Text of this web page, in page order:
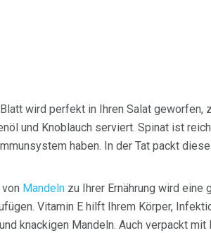
wird perfekt in Ihren Salat geworfen,
und Knoblauch serviert. Spinat ist
haben. In der Tat packt
Mandeln zu Ihrer Ernährung wird eine
Vitamin E hilft Ihrem Körper,
knackigen Mandeln. Auch verpackt